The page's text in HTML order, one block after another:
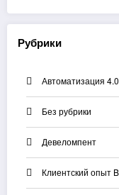
Рубрики
Автоматизация 4.0
Без рубрики
Девеломпент
Клиентский опыт